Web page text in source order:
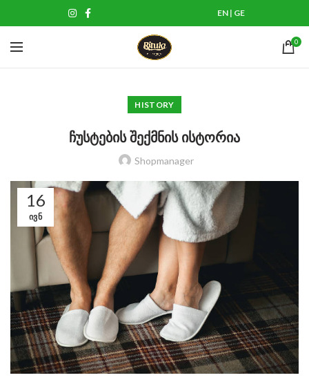
EN| GE
0
HISTORY
ჩუსტების შექმნის ისტორია
Shopmanager
16
ᲘᲕᲜ